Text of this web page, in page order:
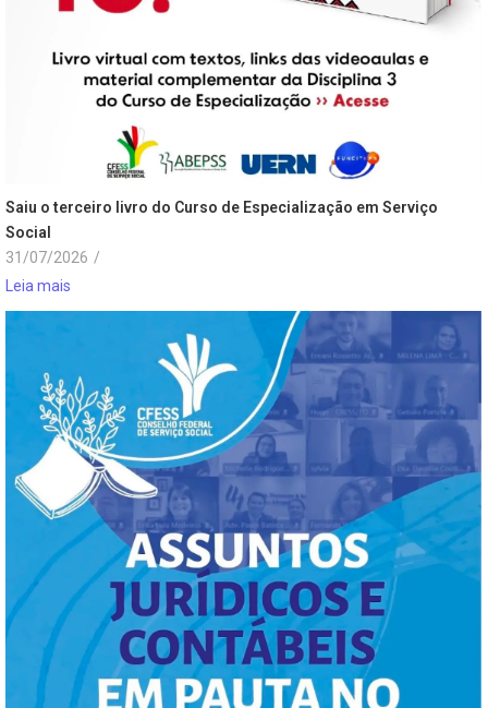
Saiu o terceiro livro do Curso de Especialização em Serviço
Social
31/07/2026 /
Leia mais